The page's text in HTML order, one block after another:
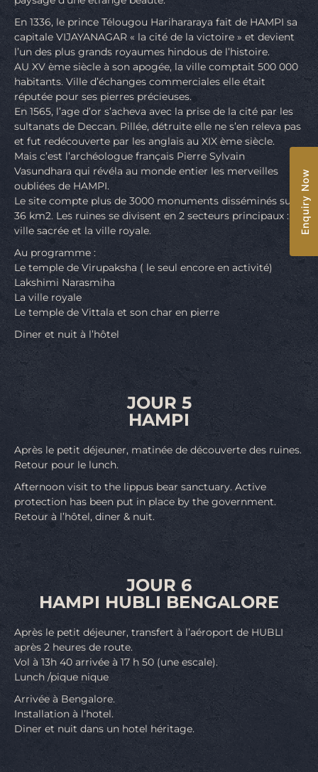
Enquiry Now
En 1336, le prince Télougou Harihararaya fait de HAMPI sa
capitale VIJAYANAGAR « la cité de la victoire » et devient
l’un des plus grands royaumes hindous de l’histoire.
AU XV ème siècle à son apogée, la ville comptait 500 000
habitants. Ville d’échanges commerciales elle était
réputée pour ses pierres précieuses.
En 1565, l’age d’or s’acheva avec la prise de la cité par les
sultanats de Deccan. Pillée, détruite elle ne s’en releva pas
et fut redécouverte par les anglais au XIX ème siècle.
Mais c’est l’archéologue français Pierre Sylvain
Vasundhara qui révéla au monde entier les merveilles
oubliées de HAMPI.
Le site compte plus de 3000 monuments disséminés sur
36 km2. Les ruines se divisent en 2 secteurs principaux : la
ville sacrée et la ville royale.
Au programme :
Le temple de Virupaksha ( le seul encore en activité)
Lakshimi Narasmiha
La ville royale
Le temple de Vittala et son char en pierre
Diner et nuit à l’hôtel
JOUR 5
HAMPI
Après le petit déjeuner, matinée de découverte des ruines.
Retour pour le lunch.
Afternoon visit to the lippus bear sanctuary. Active
protection has been put in place by the government.
Retour à l’hôtel, diner & nuit.
JOUR 6
HAMPI HUBLI BENGALORE
Après le petit déjeuner, transfert à l’aéroport de HUBLI
après 2 heures de route.
Vol à 13h 40 arrivée à 17 h 50 (une escale).
Lunch /pique nique
Arrivée à Bengalore.
Installation à l’hotel.
Diner et nuit dans un hotel héritage.